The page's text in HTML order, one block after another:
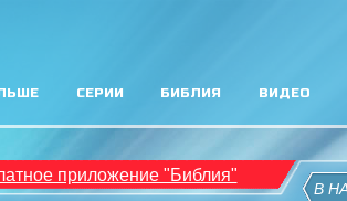
СЕРИИ БИБЛИЯ ВИДЕО